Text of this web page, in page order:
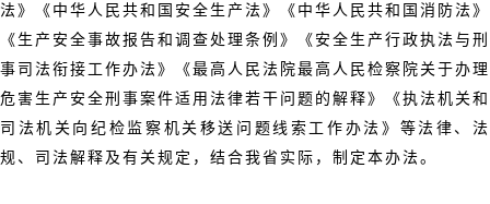
法》《中华人民共和国安全生产法》《中华人民共和国消防法》
《生产安全事故报告和调查处理条例》《安全生产行政执法与刑
事司法衔接工作办法》《最高人民法院最高人民检察院关于办理
危害生产安全刑事案件适用法律若干问题的解释》《执法机关和
司法机关向纪检监察机关移送问题线索工作办法》等法律、法
规、司法解释及有关规定，结合我省实际，制定本办法。